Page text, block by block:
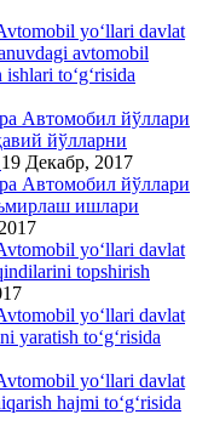
yo‘llari davlat
avtomobil
to‘g‘risida
Автомобил йўллари
йўлларни
19 Декабр, 2017
Автомобил йўллари
ишлари
yo‘llari davlat
topshirish
yo‘llari davlat
yaratish to‘g‘risida
yo‘llari davlat
hajmi to‘g‘risida